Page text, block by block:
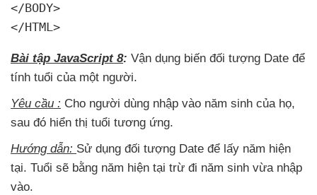
</BODY>
</HTML>
Bài tập JavaScript 8: Vận dụng biến đối tượng Date để
tính tuổi của một người.
Yêu cầu : Cho người dùng nhập vào năm sinh của họ,
sau đó hiển thị tuổi tương ứng.
Hướng dẫn: Sử dụng đối tượng Date để lấy năm hiện
tại. Tuổi sẽ bằng năm hiện tại trừ đi năm sinh vừa nhập
vào.